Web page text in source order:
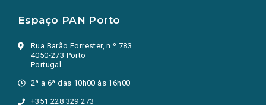
Espaço PAN Porto
Rua Barão Forrester, n.º 783
4050-273 Porto
Portugal
2ª a 6ª das 10h00 às 16h00
+351 228 329 273